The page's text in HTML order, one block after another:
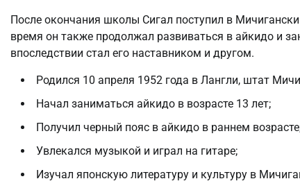
После окончания школы Сигал поступил в
время он также продолжал развиваться в айкидо и
впоследствии стал его наставником и другом.
Родился 10 апреля 1952 года в Лангли, штат
Начал заниматься айкидо в возрасте 13 лет;
Получил черный пояс в айкидо в раннем
Увлекался музыкой и играл на гитаре;
Изучал японскую литературу и культуру в